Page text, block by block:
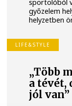
sportolóból
győzelem
helyzetben
LIFE&STYLE
„Több
a tévét,
jól van”